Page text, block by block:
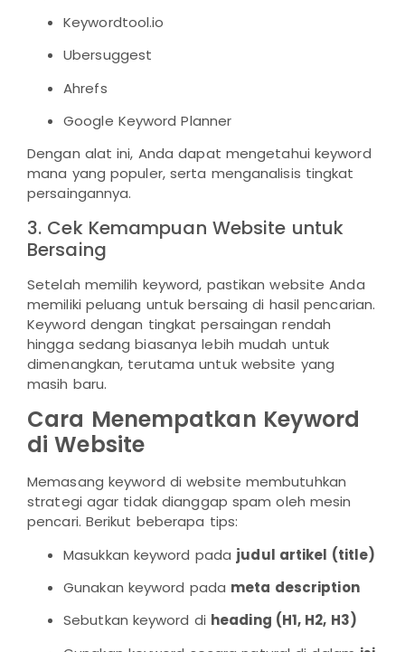
Keywordtool.io
Ubersuggest
Ahrefs
Google Keyword Planner
Dengan alat ini, Anda dapat mengetahui keyword
mana yang populer, serta menganalisis tingkat
persaingannya.
3. Cek Kemampuan Website untuk
Bersaing
Setelah memilih keyword, pastikan website Anda
memiliki peluang untuk bersaing di hasil pencarian.
Keyword dengan tingkat persaingan rendah
hingga sedang biasanya lebih mudah untuk
dimenangkan, terutama untuk website yang
masih baru.
Cara Menempatkan Keyword
di Website
Memasang keyword di website membutuhkan
strategi agar tidak dianggap spam oleh mesin
pencari. Berikut beberapa tips:
Masukkan keyword pada judul artikel (title)
Gunakan keyword pada meta description
Sebutkan keyword di heading (H1, H2, H3)